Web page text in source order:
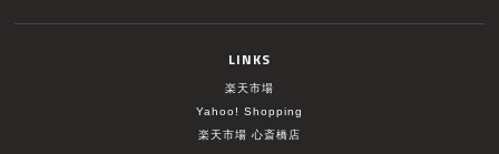
LINKS
楽天市場
Yahoo! Shopping
楽天市場 心斎橋店